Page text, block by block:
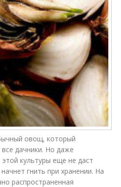
овощ, который
дачники. Но даже
культуры еще не даст
гнить при хранении. На
распространенная